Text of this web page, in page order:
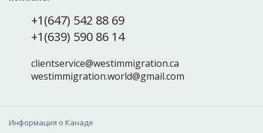
+1(647) 542 88 69
+1(639) 590 86 14
clientservice@westimmigration.ca
westimmigration.world@gmail.com
Информация о Канаде